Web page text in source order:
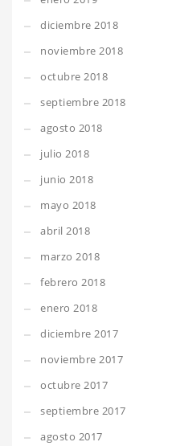
diciembre 2018
noviembre 2018
octubre 2018
septiembre 2018
agosto 2018
julio 2018
junio 2018
mayo 2018
abril 2018
marzo 2018
febrero 2018
enero 2018
diciembre 2017
noviembre 2017
octubre 2017
septiembre 2017
agosto 2017